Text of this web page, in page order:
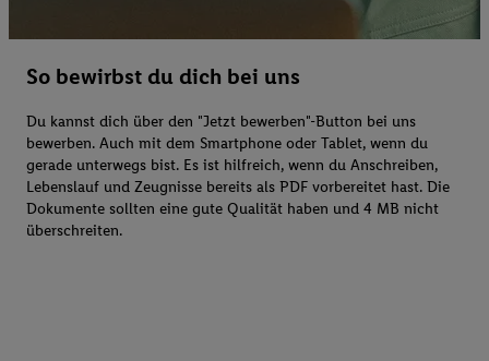
So bewirbst du dich bei uns
Du kannst dich über den "Jetzt bewerben"-Button bei uns
bewerben. Auch mit dem Smartphone oder Tablet, wenn du
gerade unterwegs bist. Es ist hilfreich, wenn du Anschreiben,
Lebenslauf und Zeugnisse bereits als PDF vorbereitet hast. Die
Dokumente sollten eine gute Qualität haben und 4 MB nicht
überschreiten.